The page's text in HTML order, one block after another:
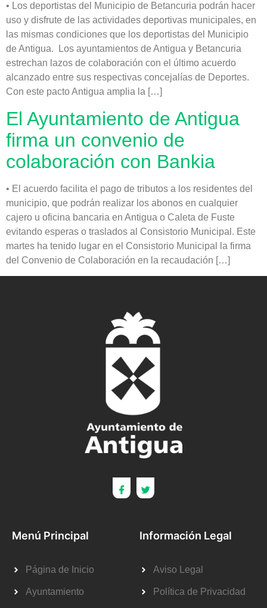
• Los deportistas del Municipio de Betancuria podrán hacer
uso y disfrute de las actividades deportivas municipales, en
las mismas condiciones que los deportistas del Municipio
de Antigua. Los ayuntamientos de Antigua y Betancuria
estrechan lazos de colaboración con el último acuerdo
alcanzado entre sus respectivas concejalías de Deportes.
Con este pacto Antigua amplia la […]
El Ayuntamiento de Antigua
firma un convenio de
colaboración con Bankia
• El acuerdo facilita el pago de tributos a los residentes del
municipio, que podrán realizar los abonos en cualquier
cajero u oficina bancaria en Antigua o Caleta de Fuste
evitando esperas o traslados al Consistorio Municipal. Este
martes ha tenido lugar en el Consistorio Municipal la firma
del Convenio de Colaboración en la recaudación […]
Menú Principal
Página de Inicio
Ayuntamiento
Información Legal
Aviso Legal
Política de Privacidad